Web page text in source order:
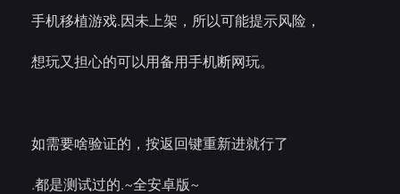
手机移植游戏.因未上架，所以可能提示风险，
想玩又担心的可以用备用手机断网玩。
如需要啥验证的，按返回键重新进就行了
.都是测试过的.~全安卓版~